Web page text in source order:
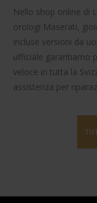
Nello shop online di
orologi Maserati,
incluseversioni da
ufficiale garantiamo
veloce in tutta la
assistenza per